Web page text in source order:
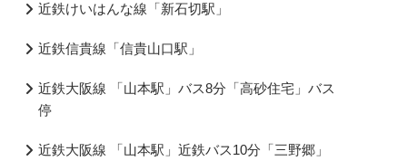
近鉄けいはんな線「新石切駅」
近鉄信貴線「信貴山口駅」
近鉄大阪線 「山本駅」バス8分「高砂住宅」バス
停
近鉄大阪線 「山本駅」近鉄バス10分「三野郷」